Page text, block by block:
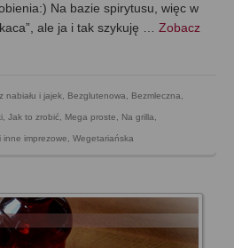
Na bazie spirytusu, więc w
ale ja i tak szykuję … Zobacz
nabiału i jajek, Bezglutenowa, Bezmleczna,
, Jak to zrobić, Mega proste, Na grilla,
inne imprezowe, Wegetariańska